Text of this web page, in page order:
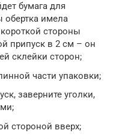
бумага для
обертка имела
стороны
припуск в 2 см – он
склейки сторон;
части упаковки;
заверните уголки,
стороной вверх;